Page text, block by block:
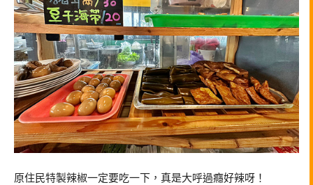
原住民特製辣椒一定要吃一下，真是大呼過癮好辣呀！